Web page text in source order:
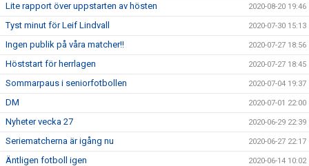
Lite rapport över uppstarten av hösten 2020-08-20 19:46
Tyst minut för Leif Lindvall 2020-07-30 15:13
Ingen publik på våra matcher!! 2020-07-27 18:56
Höststart för herrlagen 2020-07-27 18:45
Sommarpaus i seniorfotbollen 2020-07-04 19:37
DM 2020-07-01 22:00
Nyheter vecka 27 2020-06-29 22:39
Seriematcherna är igång nu 2020-06-27 22:17
Äntligen fotboll igen 2020-06-14 10:02